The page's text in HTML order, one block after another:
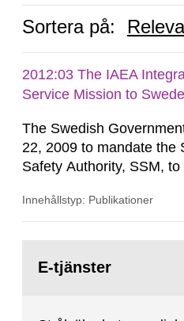
Sortera på:
2012:03 The IAEA
Service Mission to
The Swedish
22, 2009 to mandate the
Safety Authority, SSM,
areas of supervision, an
February 25, 2009, SSM
to the IAEA for an IRRS
Innehållstyp: Publikationer
sida:E-tjänster